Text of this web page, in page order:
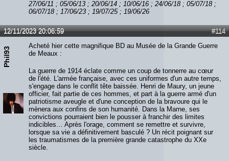
27/06/11 ; 05/06/13 ; 20/06/14 ; 10/06/16 ; 24/06/18 ; 05/07/18 ;
06/07/18 ; 17/06/23 ; 19/07/25 ; 19/06/26
#114
12/11/2023 20:06:59
Phil93
Acheté hier cette magnifique BD au Musée de la Grande Guerre
de Meaux :
La guerre de 1914 éclate comme un coup de tonnerre au cœur
de l'été. L'armée française, avec ces uniformes d'un autre temps,
s'engage dans le conflit tête baissée. Henri de Maury, un jeune
officier, fait partie de ces hommes, et part à la guerre armé d'un
patriotisme aveugle et d'une conception de la bravoure qui le
mènera aux confins de son humanité. Dans la Marne, ses
convictions pourraient bien le pousser à franchir des limites
indicibles… Après l'orage, comment se remettre et survivre,
lorsque sa vie a définitivement basculé ? Un récit poignant sur
les traumatismes de la première grande catastrophe du XXe
siècle.